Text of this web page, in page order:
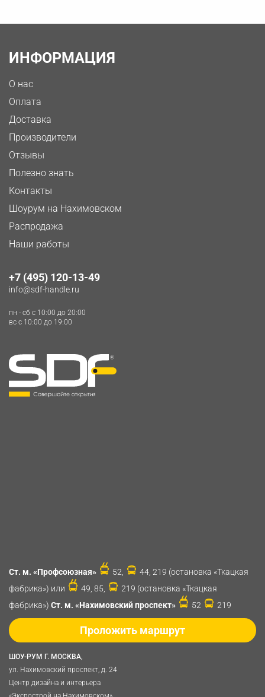
ИНФОРМАЦИЯ
О нас
Оплата
Доставка
Производители
Отзывы
Полезно знать
Контакты
Шоурум на Нахимовском
Распродажа
Наши работы
+7 (495) 120-13-49
info@sdf-handle.ru
пн - сб c 10:00 до 20:00
вс c 10:00 до 19:00
ШОУ-РУМ Г. МОСКВА,
ул. Нахимовский проспект, д. 24
Центр дизайна и интерьера
Ст. м. «Профсоюзная» 52,
44, 219 (остановка «Ткацкая
фабрика») или
49, 85,
219 (остановка «Ткацкая
фабрика») Ст. м. «Нахимовский проспект» 52 219
Проложить маршрут